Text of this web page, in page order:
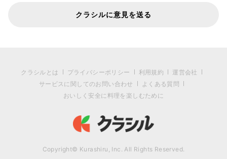
クラシルに意見を送る
クラシルとは プライバシーポリシー 利用規約
運営会社
サービスに関してのお問い合わせ
よくある質問
おいしく安全に料理を楽しむために
Copyright© Kurashiru, Inc. All Rights Reserved.